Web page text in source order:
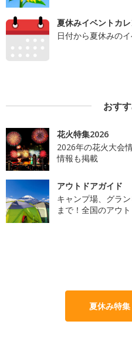
夏休みイベントカ
日付から夏休みの
おす
花火特集2026
2026年の花火大会
情報も掲載
アウトドアガイド
キャンプ場、グラ
まで！全国のアウ
夏休み特